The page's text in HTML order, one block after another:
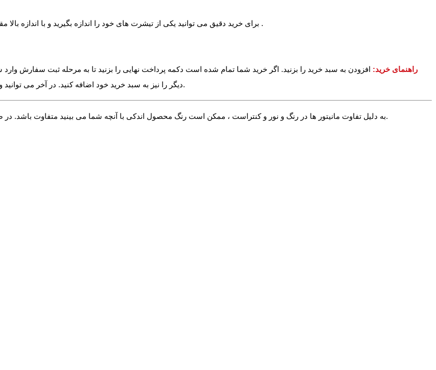
برای خرید دقیق می توانید یکی از تیشرت های خود را اندازه بگیرید و با اندازه بالا مقایسه نمایید. برای آشنایی بیشتر با اعداد بالا عکس راهنمای زیر را مشاهده کنید .
راهنمای خرید: افزودن به سبد خرید را بزنید. اگر خرید شما تمام شده است دکمه پرداخت نهایی را بزنید تا به مرحله ثبت سفارش
دیگر را نیز به سبد خرید خود اضافه کنید. در آخر می توانید وارد سبد خرید خود شده و دکمه پرداخت را بزنید تا خرید خود را نهایی و ثبت کنید.
√ به دلیل تفاوت مانیتور ها در رنگ و نور و کنتراست ، ممکن است رنگ محصول اندکی با آنچه شما می بینید متفاوت باشد. در صورت استاندارد بودن تنظیمات مانیتور شما این تفاوت بسیار جزیی خواهد بود.